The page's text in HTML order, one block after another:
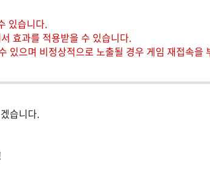
있습니다.
효과를 적용받을 수 있습니다.
있으며 비정상적으로 노출될 경우 게임 재접속을
습니다.